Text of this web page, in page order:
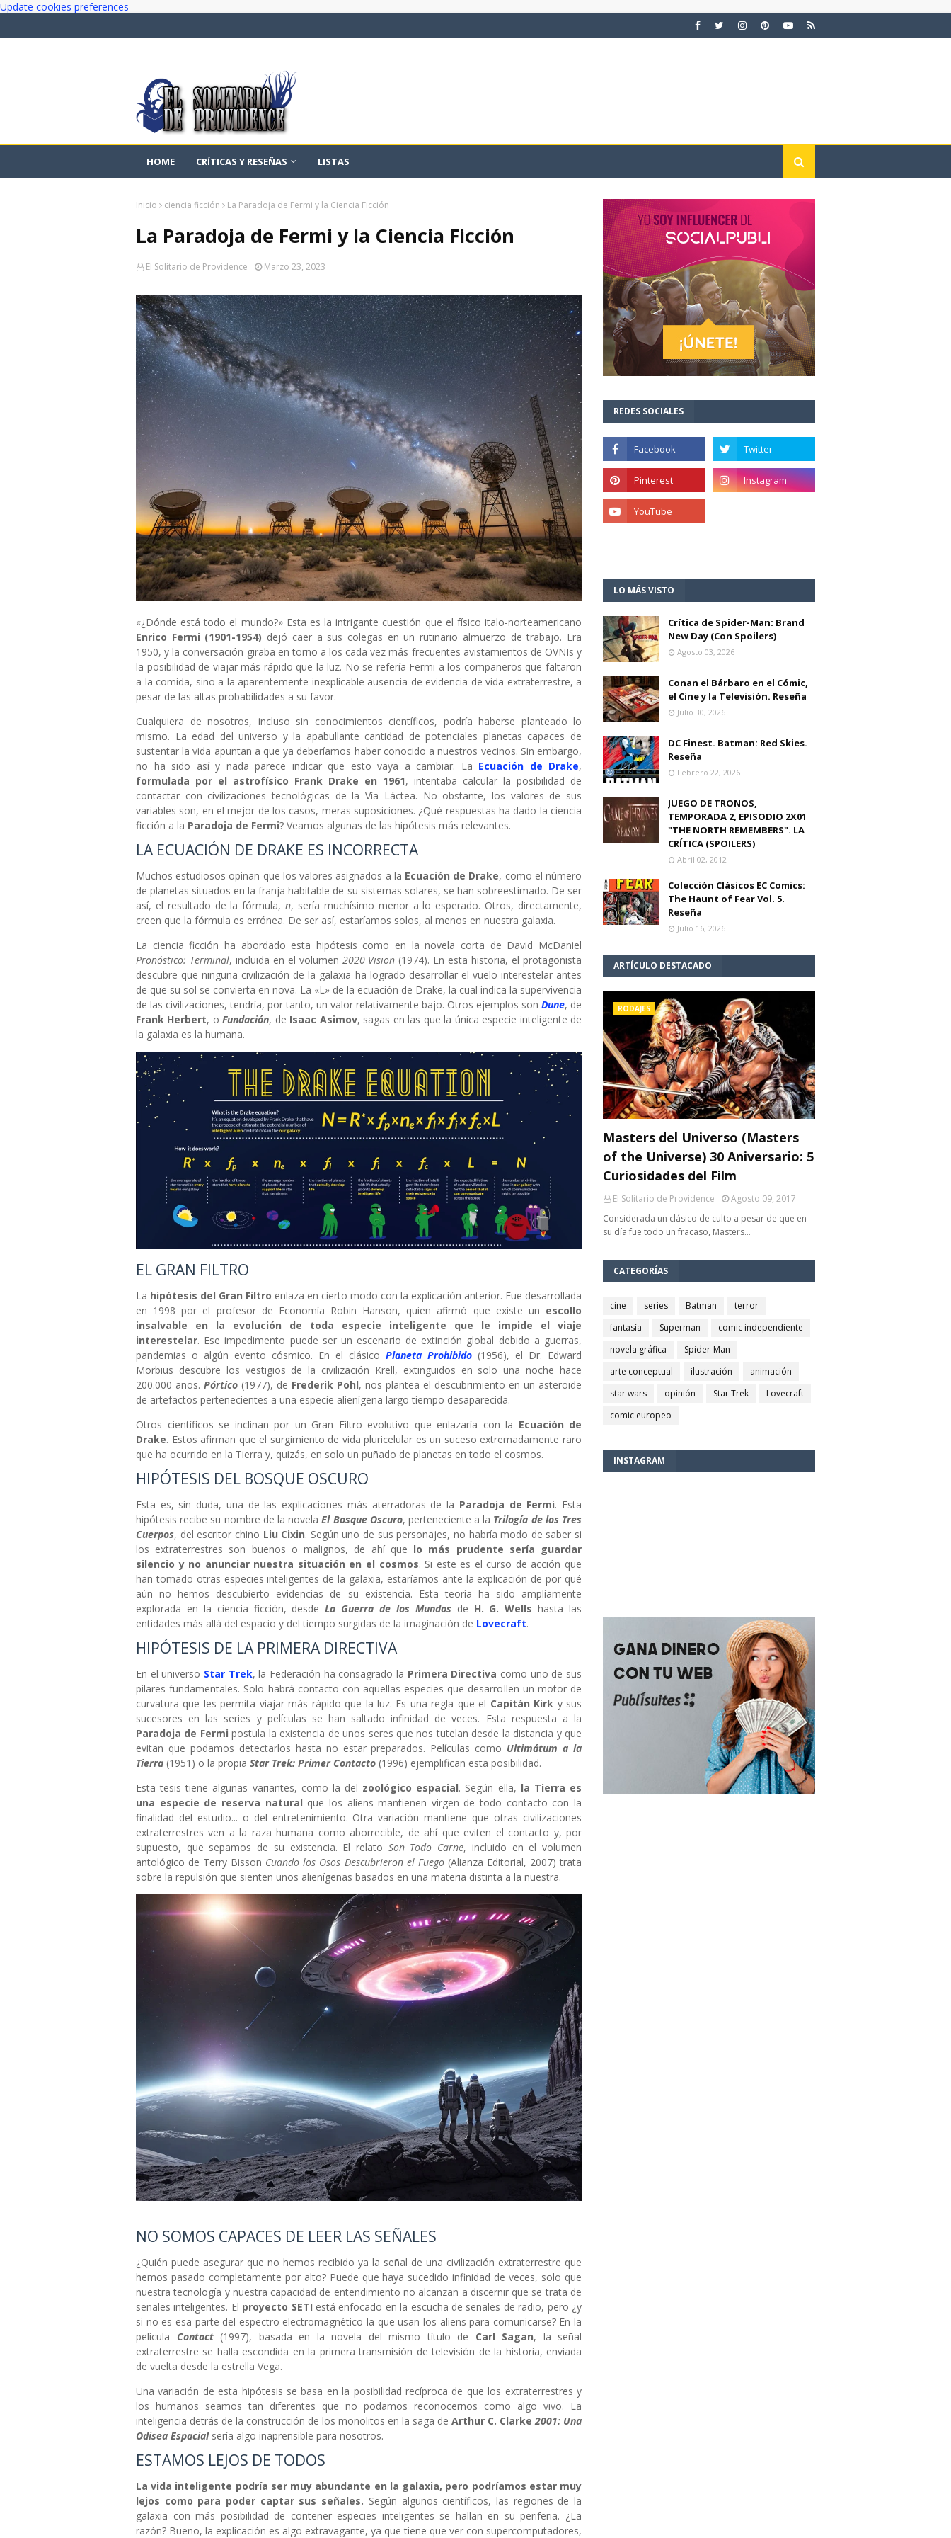
Update cookies preferences
HOME CRÍTICAS Y RESEÑAS LISTAS
Inicio ciencia ficción La Paradoja de Fermi y la Ciencia Ficción
La Paradoja de Fermi y la Ciencia Ficción
El Solitario de Providence Marzo 23, 2023
«¿Dónde está todo el mundo?» Esta es la intrigante cuestión que el físico italo-norteamericano
Enrico Fermi (1901-1954) dejó caer a sus colegas en un rutinario almuerzo de trabajo. Era
1950, y la conversación giraba en torno a los cada vez más frecuentes avistamientos de OVNIs y
la posibilidad de viajar más rápido que la luz. No se refería Fermi a los compañeros que faltaron
a la comida, sino a la aparentemente inexplicable ausencia de evidencia de vida extraterrestre, a
pesar de las altas probabilidades a su favor.
Cualquiera de nosotros, incluso sin conocimientos científicos, podría haberse planteado lo
mismo. La edad del universo y la apabullante cantidad de potenciales planetas capaces de
sustentar la vida apuntan a que ya deberíamos haber conocido a nuestros vecinos. Sin embargo,
no ha sido así y nada parece indicar que esto vaya a cambiar. La Ecuación de Drake,
formulada por el astrofísico Frank Drake en 1961, intentaba calcular la posibilidad de
contactar con civilizaciones tecnológicas de la Vía Láctea. No obstante, los valores de sus
variables son, en el mejor de los casos, meras suposiciones. ¿Qué respuestas ha dado la ciencia
ficción a la Paradoja de Fermi? Veamos algunas de las hipótesis más relevantes.
LA ECUACIÓN DE DRAKE ES INCORRECTA
Muchos estudiosos opinan que los valores asignados a la Ecuación de Drake, como el número
de planetas situados en la franja habitable de su sistemas solares, se han sobreestimado. De ser
así, el resultado de la fórmula,n, sería muchísimo menor a lo esperado. Otros, directamente,
creen que la fórmula es errónea. De ser así, estaríamos solos, al menos en nuestra galaxia.
La ciencia ficción ha abordado esta hipótesis como en la novela corta de David McDaniel
Pronóstico: Terminal, incluida en el volumen 2020 Vision (1974). En esta historia, el protagonista
descubre que ninguna civilización de la galaxia ha logrado desarrollar el vuelo interestelar antes
de que su sol se convierta en nova. La «L» de la ecuación de Drake, la cual indica la supervivencia
de las civilizaciones, tendría, por tanto, un valor relativamente bajo. Otros ejemplos son Dune, de
Frank Herbert, oFundación, de Isaac Asimov, sagas en las que la única especie inteligente de
la galaxia es la humana.
EL GRAN FILTRO
La hipótesis del Gran Filtro enlaza en cierto modo con la explicación anterior. Fue desarrollada
en 1998 por el profesor de Economía Robin Hanson, quien afirmó que existe un escollo
insalvable en la evolución de toda especie inteligente que le impide el viaje
interestelar. Ese impedimento puede ser un escenario de extinción global debido a guerras,
pandemias o algún evento cósmico. En el clásico Planeta Prohibido (1956), el Dr. Edward
Morbius descubre los vestigios de la civilización Krell, extinguidos en solo una noche hace
200.000 años. Pórtico (1977), de Frederik Pohl, nos plantea el descubrimiento en un asteroide
de artefactos pertenecientes a una especie alienígena largo tiempo desaparecida.
Otros científicos se inclinan por un Gran Filtro evolutivo que enlazaría con la Ecuación de
Drake. Estos afirman que el surgimiento de vida pluricelular es un suceso extremadamente raro
que ha ocurrido en la Tierra y, quizás, en solo un puñado de planetas en todo el cosmos.
HIPÓTESIS DEL BOSQUE OSCURO
Esta es, sin duda, una de las explicaciones más aterradoras de la Paradoja de Fermi. Esta
hipótesis recibe su nombre de la novelaEl Bosque Oscuro, perteneciente a la Trilogía de los Tres
Cuerpos, del escritor chino Liu Cixin. Según uno de sus personajes, no habría modo de saber si
los extraterrestres son buenos o malignos, de ahí que lo más prudente sería guardar
silencio y no anunciar nuestra situación en el cosmos. Si este es el curso de acción que
han tomado otras especies inteligentes de la galaxia, estaríamos ante la explicación de por qué
aún no hemos descubierto evidencias de su existencia. Esta teoría ha sido ampliamente
explorada en la ciencia ficción, desdeLa Guerra de los Mundos de H. G. Wells hasta las
entidades más allá del espacio y del tiempo surgidas de la imaginación de Lovecraft.
HIPÓTESIS DE LA PRIMERA DIRECTIVA
En el universo Star Trek, la Federación ha consagrado la Primera Directiva como uno de sus
pilares fundamentales. Solo habrá contacto con aquellas especies que desarrollen un motor de
curvatura que les permita viajar más rápido que la luz. Es una regla que el Capitán Kirk y sus
sucesores en las series y películas se han saltado infinidad de veces. Esta respuesta a la
Paradoja de Fermi postula la existencia de unos seres que nos tutelan desde la distancia y que
evitan que podamos detectarlos hasta no estar preparados. Películas como Ultimátum a la
Tierra (1951) o la propia Star Trek: Primer Contacto (1996) ejemplifican esta posibilidad.
Esta tesis tiene algunas variantes, como la del zoológico espacial. Según ella, la Tierra es
una especie de reserva natural que los aliens mantienen virgen de todo contacto con la
finalidad del estudio... o del entretenimiento. Otra variación mantiene que otras civilizaciones
extraterrestres ven a la raza humana como aborrecible, de ahí que eviten el contacto y, por
supuesto, que sepamos de su existencia. El relato Son Todo Carne, incluido en el volumen
antológico de Terry Bisson Cuando los Osos Descubrieron el Fuego (Alianza Editorial, 2007) trata
sobre la repulsión que sienten unos alienígenas basados en una materia distinta a la nuestra.
NO SOMOS CAPACES DE LEER LAS SEÑALES
¿Quién puede asegurar que no hemos recibido ya la señal de una civilización extraterrestre que
hemos pasado completamente por alto? Puede que haya sucedido infinidad de veces, solo que
nuestra tecnología y nuestra capacidad de entendimiento no alcanzan a discernir que se trata de
señales inteligentes. El proyecto SETI está enfocado en la escucha de señales de radio, pero ¿y
si no es esa parte del espectro electromagnético la que usan los aliens para comunicarse? En la
película Contact (1997), basada en la novela del mismo título de Carl Sagan, la señal
extraterrestre se halla escondida en la primera transmisión de televisión de la historia, enviada
de vuelta desde la estrella Vega.
Una variación de esta hipótesis se basa en la posibilidad recíproca de que los extraterrestres y
los humanos seamos tan diferentes que no podamos reconocernos como algo vivo. La
inteligencia detrás de la construcción de los monolitos en la saga de Arthur C. Clarke 2001: Una
Odisea Espacialsería algo inaprensible para nosotros.
ESTAMOS LEJOS DE TODOS
La vida inteligente podría ser muy abundante en la galaxia, pero podríamos estar muy
lejos como para poder captar sus señales. Según algunos científicos, las regiones de la
galaxia con más posibilidad de contener especies inteligentes se hallan en su periferia. ¿La
razón? Bueno, la explicación es algo extravagante, ya que tiene que ver con supercomputadores,
REDES SOCIALES
LO MÁS VISTO
Crítica de Spider-Man: Brand
New Day (Con Spoilers)
Agosto 03, 2026
Conan el Bárbaro en el Cómic,
el Cine y la Televisión. Reseña
Julio 30, 2026
DC Finest. Batman: Red Skies.
Reseña
Febrero 22, 2026
JUEGO DE TRONOS,
TEMPORADA 2, EPISODIO 2X01
"THE NORTH REMEMBERS". LA
CRÍTICA (SPOILERS)
Abril 02, 2012
Colección Clásicos EC Comics:
The Haunt of Fear Vol. 5.
Reseña
Julio 16, 2026
ARTÍCULO DESTACADO
RODAJES
Masters del Universo (Masters
of the Universe) 30 Aniversario: 5
Curiosidades del Film
El Solitario de Providence
Agosto 09, 2017
Considerada un clásico de culto a pesar de que en
su día fue todo un fracaso, Masters…
CATEGORÍAS
cine series Batman
terror
fantasía
Superman
comic independiente
novela gráfica
Spider-Man
arte conceptual
ilustración
animación
star wars
opinión Star Trek
Lovecraft
comic europeo
INSTAGRAM